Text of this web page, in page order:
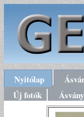
Nyitólap
Új fotók